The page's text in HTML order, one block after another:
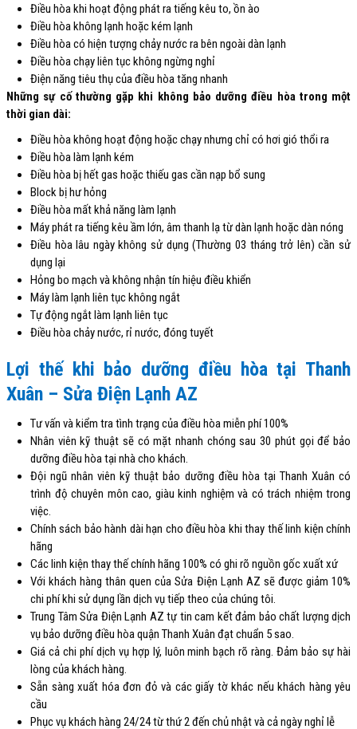
Điều hòa khi hoạt động phát ra tiếng kêu to, ồn ào
Điều hòa không lạnh hoặc kém lạnh
Điều hòa có hiện tượng chảy nước ra bên ngoài dàn lạnh
Điều hòa chạy liên tục không ngừng nghỉ
Điện năng tiêu thụ của điều hòa tăng nhanh
Những sự cố thường gặp khi không bảo dưỡng điều hòa trong một
thời gian dài:
Điều hòa không hoạt động hoặc chạy nhưng chỉ có hơi gió thổi ra
Điều hòa làm lạnh kém
Điều hòa bị hết gas hoặc thiếu gas cần nạp bổ sung
Block bị hư hỏng
Điều hòa mất khả năng làm lạnh
Máy phát ra tiếng kêu ầm lớn, âm thanh lạ từ dàn lạnh hoặc dàn nóng
Điều hòa lâu ngày không sử dụng (Thường 03 tháng trở lên) cần sử
dụng lại
Hỏng bo mạch và không nhận tín hiệu điều khiển
Máy làm lạnh liên tục không ngắt
Tự động ngắt làm lạnh liên tục
Điều hòa chảy nước, rỉ nước, đóng tuyết
Lợi thế khi bảo dưỡng điều hòa tại Thanh
Xuân – Sửa Điện Lạnh AZ
Tư vấn và kiểm tra tình trạng của điều hòa miễn phí 100%
Nhân viên kỹ thuật sẽ có mặt nhanh chóng sau 30 phút gọi để bảo
dưỡng điều hòa tại nhà cho khách.
Đội ngũ nhân viên kỹ thuật bảo dưỡng điều hòa tại Thanh Xuân có
trình độ chuyên môn cao, giàu kinh nghiệm và có trách nhiệm trong
việc.
Chính sách bảo hành dài hạn cho điều hòa khi thay thế linh kiện chính
hãng
Các linh kiện thay thế chính hãng 100% có ghi rõ nguồn gốc xuất xứ
Với khách hàng thân quen của Sửa Điện Lạnh AZ sẽ được giảm 10%
chi phí khi sử dụng lần dịch vụ tiếp theo của chúng tôi.
Trung Tâm Sửa Điện Lạnh AZ tự tin cam kết đảm bảo chất lượng dịch
vụ bảo dưỡng điều hòa quận Thanh Xuân đạt chuẩn 5 sao.
Giá cả chi phí dịch vụ hợp lý, luôn minh bạch rõ ràng. Đảm bảo sự hài
lòng của khách hàng.
Sẵn sàng xuất hóa đơn đỏ và các giấy tờ khác nếu khách hàng yêu
cầu
Phục vụ khách hàng 24/24 từ thứ 2 đến chủ nhật và cả ngày nghỉ lễ